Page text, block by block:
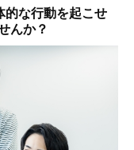
的な行動を起こせ
んか？